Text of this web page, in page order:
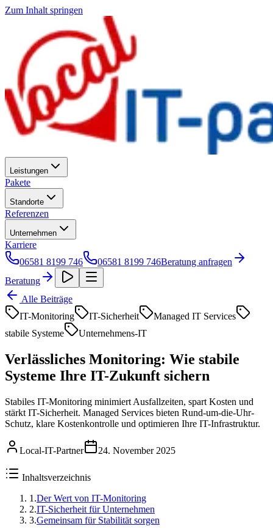
Zum Inhalt springen
Leistungen
Pakete
Standorte
Referenzen
Unternehmen
Karriere
06581 8199 746
06581 8199 746Beratung anfragen
Beratung
Alle Beiträge
IT-Monitoring
IT-Sicherheit
Managed IT Services
stabile Systeme
Unternehmens-IT
Verlässliches Monitoring: Wie stabile
Systeme Ihre IT-Zukunft sichern
Stabiles IT-Monitoring minimiert Ausfallzeiten, spart Kosten und
stärkt IT-Sicherheit. Managed Services bieten Rund-um-die-Uhr-
Schutz, klare Kostenkontrolle und optimieren Ihre IT-Infrastruktur.
Local-IT-Partner 24. November 2025
Inhaltsverzeichnis
1 .Der Wert von IT-Monitoring
2.IT-Sicherheit für Unternehmen
3.Gemeinsam für Stabilität sorgen